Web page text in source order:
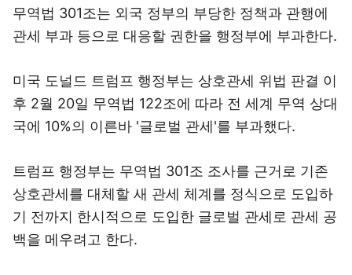
무역법 301조는 외국 정부의 부당한 정책과 관행에
관세 부과 등으로 대응할 권한을 행정부에 부과한다.
미국 도널드 트럼프 행정부는 상호관세 위법 판결 이
후 2월 20일 무역법 122조에 따라 전 세계 무역 상대
국에 10%의 이른바 '글로벌 관세'를 부과했다.
트럼프 행정부는 무역법 301조 조사를 근거로 기존
상호관세를 대체할 새 관세 체계를 정식으로 도입하
기 전까지 한시적으로 도입한 글로벌 관세로 관세 공
백을 메우려고 한다.